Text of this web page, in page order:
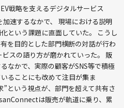
戦略を支えるデジタルサービス
速するなかで、 現場における説明
という課題に直面していた。 こうし
を目的とした部門横断の対話が行わ
スの語り方が磨かれていった。 販
なかで、実際の顧客がSNS等で積極
ることにも改めて注目が集ま
”という視点が、部門を超えて共有さ
は販売が軌道に乗り、累